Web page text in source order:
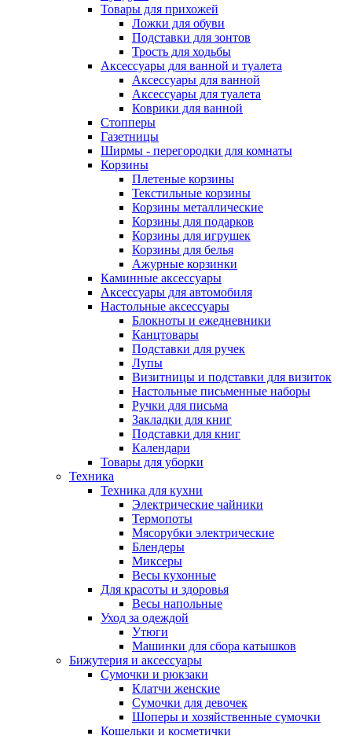
Товары для прихожей
Ложки для обуви
Подставки для зонтов
Трость для ходьбы
Аксессуары для ванной и туалета
Аксессуары для ванной
Аксессуары для туалета
Коврики для ванной
Стопперы
Газетницы
Ширмы - перегородки для комнаты
Корзины
Плетеные корзины
Текстильные корзины
Корзины металлические
Корзины для подарков
Корзины для игрушек
Корзины для белья
Ажурные корзинки
Каминные аксессуары
Аксессуары для автомобиля
Настольные аксессуары
Блокноты и ежедневники
Канцтовары
Подставки для ручек
Лупы
Визитницы и подставки для визиток
Настольные письменные наборы
Ручки для письма
Закладки для книг
Подставки для книг
Календари
Товары для уборки
Техника
Техника для кухни
Электрические чайники
Термопоты
Мясорубки электрические
Блендеры
Миксеры
Весы кухонные
Для красоты и здоровья
Весы напольные
Уход за одеждой
Утюги
Машинки для сбора катышков
Бижутерия и аксессуары
Сумочки и рюкзаки
Клатчи женские
Сумочки для девочек
Шоперы и хозяйственные сумочки
Кошельки и косметички